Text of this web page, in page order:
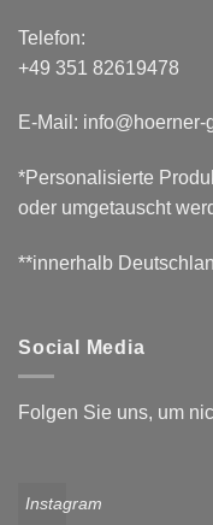
Telefon:
+49 351 82619478
E-Mail: info@hoerner-
*Personalisierte
oder umgetauscht
**innerhalb
Social Media
Folgen Sie uns, um
Instagram